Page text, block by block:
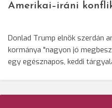
Amerikai–iráni
Donlad Trump elnök szerdán
kormánya "nagyon jó
egy egésznapos, keddi